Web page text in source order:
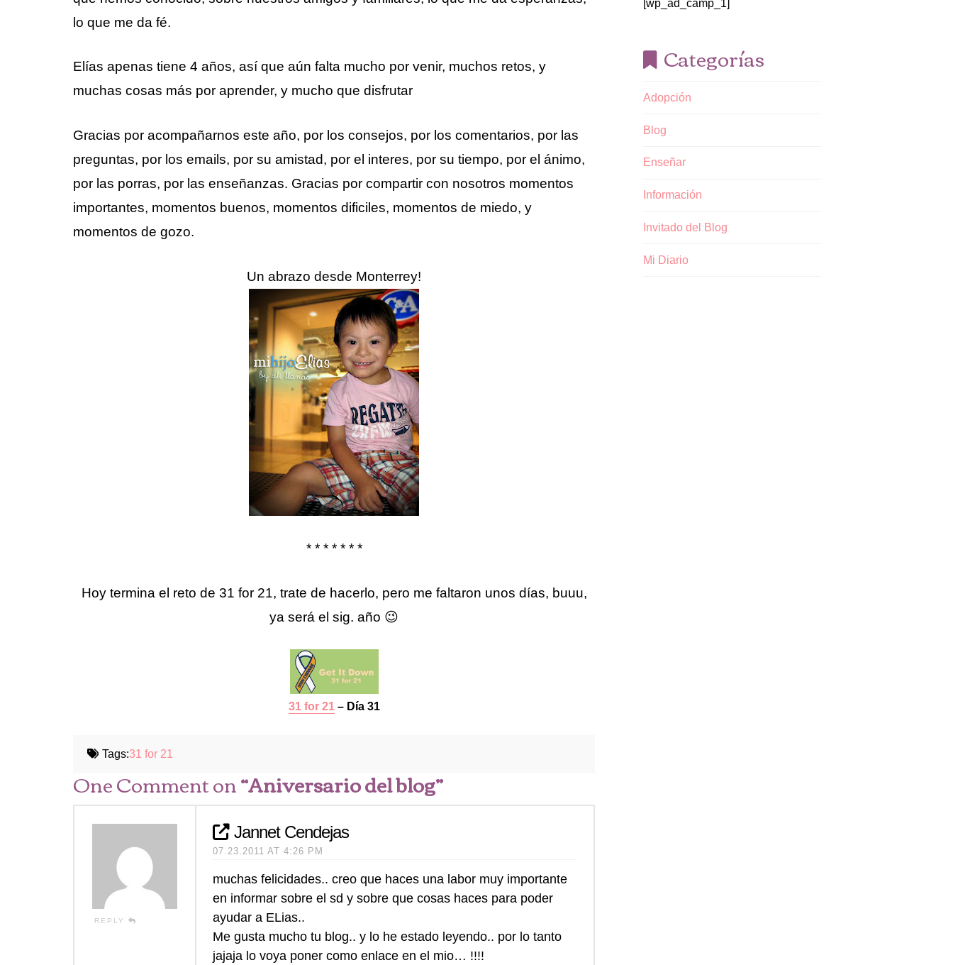
lo que me da fé.
Elías apenas tiene 4 años, así que aún falta mucho por venir, muchos retos, y
muchas cosas más por aprender, y mucho que disfrutar
Gracias por acompañarnos este año, por los consejos, por los comentarios, por las
preguntas, por los emails, por su amistad, por el interes, por su tiempo, por el ánimo,
por las porras, por las enseñanzas. Gracias por compartir con nosotros momentos
importantes, momentos buenos, momentos dificiles, momentos de miedo, y
momentos de gozo.
Un abrazo desde Monterrey!
* * * * * * *
Hoy termina el reto de 31 for 21, trate de hacerlo, pero me faltaron unos días, buuu,
ya será el sig. año 😉
31 for 21– Día 31
Tags:31 for 21
One Comment on“Aniversario del blog”
REPLY
Jannet Cendejas
07.23.2011 AT 4:26 PM
muchas felicidades.. creo que haces una labor muy importante
en informar sobre el sd y sobre que cosas haces para poder
ayudar a ELias..
Me gusta mucho tu blog.. y lo he estado leyendo.. por lo tanto
jajaja lo voya poner como enlace en el mio… !!!!
[wp_ad_camp_1]
Categorías
Adopción
Blog
Enseñar
Información
Invitado del Blog
Mi Diario